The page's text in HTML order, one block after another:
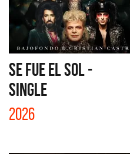
SE FUE EL SOL -
SINGLE
2026